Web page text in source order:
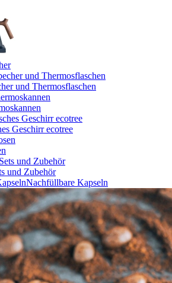
und Thermosflaschen
Geschirr ecotree
und Zubehör
Nachfüllbare Kapseln